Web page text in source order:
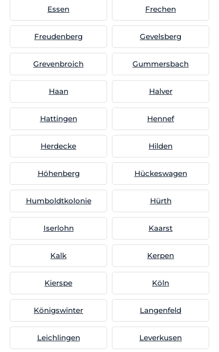
Essen Frechen
Freudenberg Gevelsberg
Grevenbroich Gummersbach
Haan Halver
Hattingen Hennef
Herdecke Hilden
Höhenberg Hückeswagen
Humboldtkolonie Hürth
Iserlohn Kaarst
Kalk Kerpen
Kierspe Köln
Königswinter Langenfeld
Leichlingen Leverkusen